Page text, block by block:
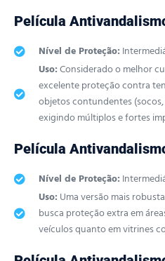
Película
Nível de Proteção:
Uso:Considerado o melhor
excelente proteção contra
objetos contundentes
exigindo múltiplos e fortes
Película
Nível de Proteção:
Uso: Uma versão mais
busca proteção extra em
veículos quanto em vitrines